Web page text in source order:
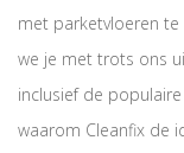
met parketvloeren
we je met trots ons
inclusief de
waarom Cleanfix de